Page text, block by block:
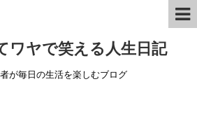
ワヤで笑える人生日記
が毎日の生活を楽しむブログ